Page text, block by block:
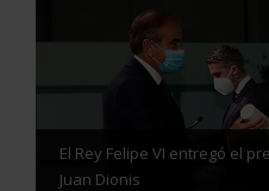
El Rey Felipe VI entregó el
Juan Dionis